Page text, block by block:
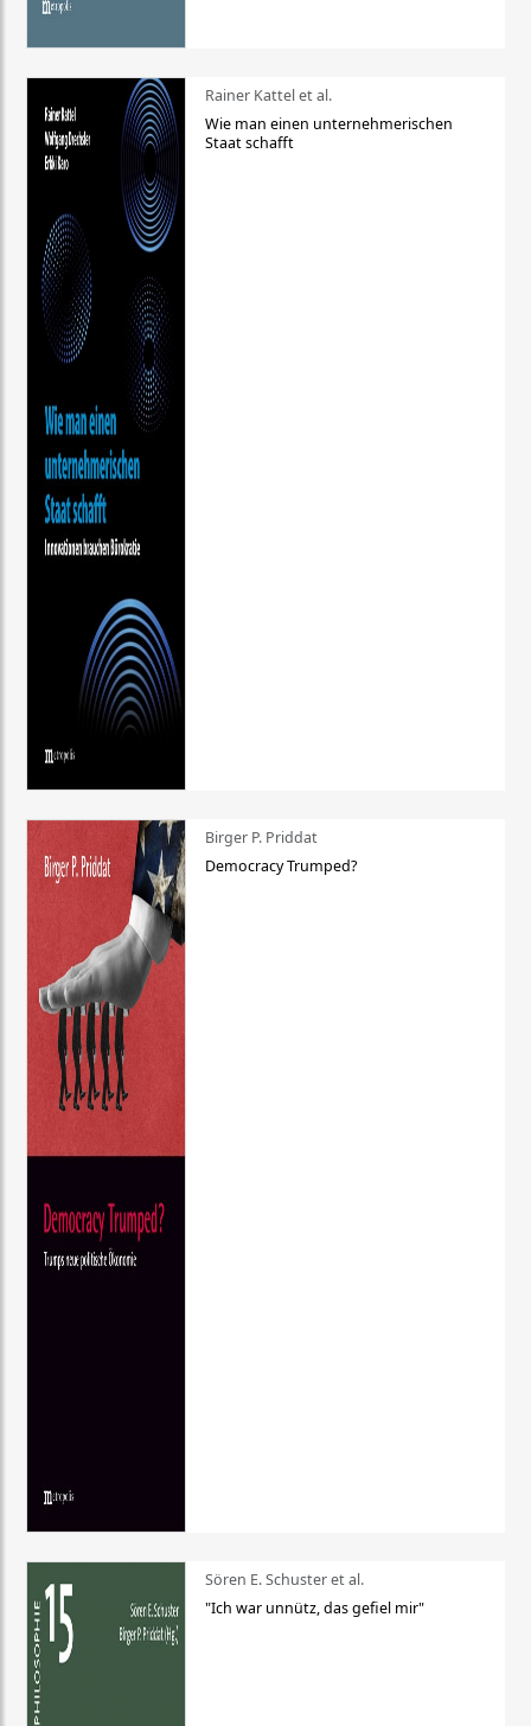
Rainer Kattel et al.
Wie man einen unternehmerischen
Staat schafft
Birger P. Priddat
Democracy Trumped?
Sören E. Schuster et al.
"Ich war unnütz, das gefiel mir"